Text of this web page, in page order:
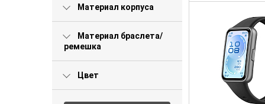
Материал корпуса
Материал браслета/
ремешка
Цвет